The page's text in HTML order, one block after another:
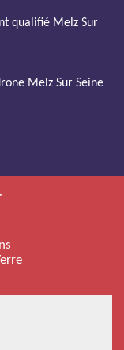
qualifié Melz Sur
Melz Sur Seine